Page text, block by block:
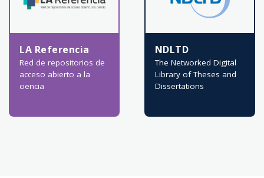
LA Referencia
Red de repositorios de
acceso abierto a la
ciencia
NDLTD
The Networked Digital
Library of Theses and
Dissertations